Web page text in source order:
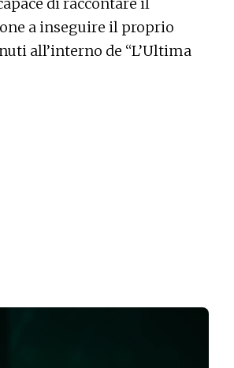
a inseguire il proprio
all’interno de “L’Ultima